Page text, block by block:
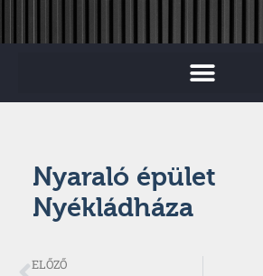
Nyaraló épület
Nyékládháza
ELŐZŐ